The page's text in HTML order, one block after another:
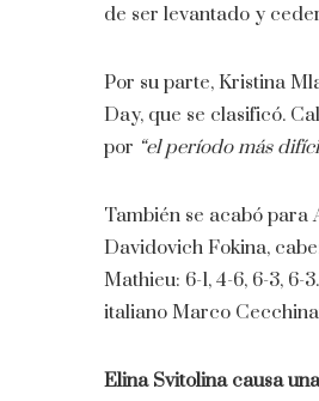
de ser levantado y
Por su parte, Kristina
Day, que se clasificó.
por “el período más
También se acabó para
Davidovich Fokina,
Mathieu: 6-1, 4-6, 6-3,
italiano Marco
Elina Svitolina causa